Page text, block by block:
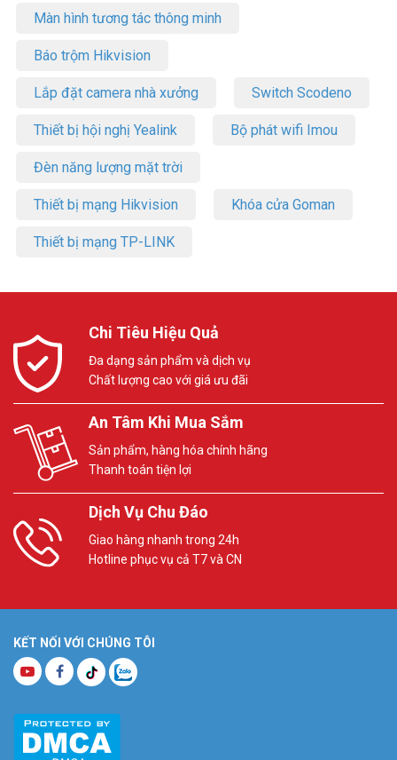
Màn hình tương tác thông minh
Báo trộm Hikvision
Lắp đặt camera nhà xưởng Switch Scodeno
Thiết bị hội nghị Yealink Bộ phát wifi Imou
Đèn năng lượng mặt trời
Thiết bị mạng Hikvision Khóa cửa Goman
Thiết bị mạng TP-LINK
Chi Tiêu Hiệu Quả
Đa dạng sản phẩm và dịch vụ
Chất lượng cao với giá ưu đãi
An Tâm Khi Mua Sắm
Sản phẩm, hàng hóa chính hãng
Thanh toán tiện lợi
Dịch Vụ Chu Đáo
Giao hàng nhanh trong 24h
Hotline phục vụ cả T7 và CN
KẾT NỐI VỚI CHÚNG TÔI